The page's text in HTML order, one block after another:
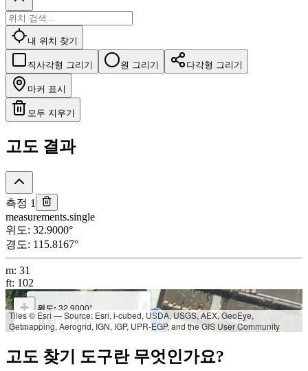
내 위치 찾기
직사각형 그리기 원 그리기 다각형 그리기
마커 표시
모두 지우기
고도 결과
측정 1
measurements.single
위도: 32.9000°
경도: 115.8167°
m: 31
ft: 102
위도: 32.9000°
경도:115.8167°
m: 31
ft: 102
+
−
Tiles © Esri — Source: Esri, i-cubed, USDA, USGS, AEX, GeoEye,
Getmapping, Aerogrid, IGN, IGP, UPR-EGP, and the GIS User Community
고도 찾기 도구란 무엇인가요?